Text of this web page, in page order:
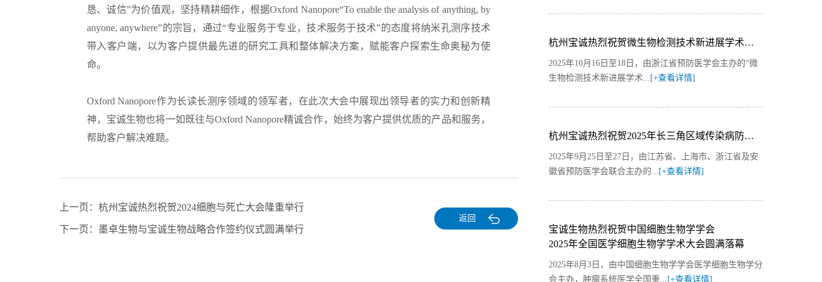
恳、诚信”为价值观，坚持精耕细作，根据Oxford Nanopore“To enable the analysis of anything, by
anyone, anywhere”的宗旨，通过“专业服务于专业，技术服务于技术”的态度将纳米孔测序技术
带入客户端，以为客户提供最先进的研究工具和整体解决方案，赋能客户探索生命奥秘为使
命。
Oxford Nanopore作为长读长测序领域的领军者，在此次大会中展现出领导者的实力和创新精
神，宝诚生物也将一如既往与Oxford Nanopore精诚合作，始终为客户提供优质的产品和服务，
帮助客户解决难题。
上一页： 杭州宝诚热烈祝贺2024细胞与死亡大会隆重举行
下一页： 墨卓生物与宝诚生物战略合作签约仪式圆满举行
返回
杭州宝诚热烈祝贺微生物检测技术新进展学术会议隆重举行
2025年10月16日至18日，由浙江省预防医学会主办的“微
生物检测技术新进展学术... [+查看详情]
杭州宝诚热烈祝贺2025年长三角区域传染病防控和检测技术进展学术会议隆重举行
2025年9月25日至27日，由江苏省、上海市、浙江省及安
徽省预防医学会联合主办的... [+查看详情]
宝诚生物热烈祝贺中国细胞生物学学会
2025年全国医学细胞生物学学术大会圆满落幕
2025年8月3日，由中国细胞生物学学会医学细胞生物学分
会主办，肿瘤系统医学全国重... [+查看详情]